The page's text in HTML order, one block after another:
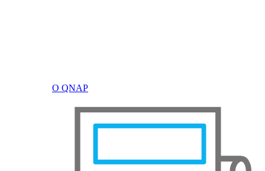
О QNAP